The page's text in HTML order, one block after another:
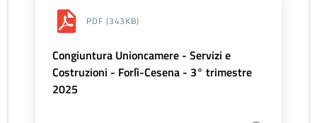
PDF (343KB)
Congiuntura Unioncamere - Servizi e
Costruzioni - Forlì-Cesena - 3° trimestre
2025